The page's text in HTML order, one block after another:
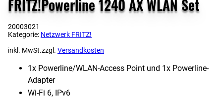
FRITZ!Powerline 1240 AX WLAN Set
20003021
Kategorie: Netzwerk FRITZ!
inkl. MwSt.zzgl. Versandkosten
1x Powerline/​WLAN-Access Point und 1x Powerline-
Adapter
Wi-Fi 6, IPv6